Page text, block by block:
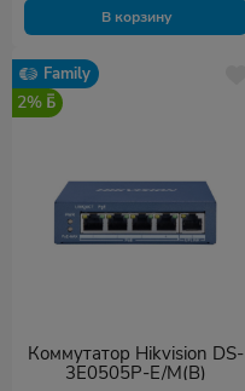
В корзину
Family
2%
Коммутатор Hikvision DS-
3E0505P-E/M(B)